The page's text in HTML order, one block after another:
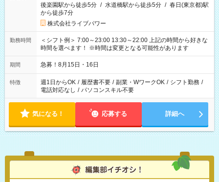
後楽園駅から徒歩5分 / 水道橋駅から徒歩5分 / 春日(東京都)駅
から徒歩7分
株式会社ライブパワー
勤務時間
＜シフト例＞ 7:00～23:00 13:30～22:00 上記の時間から好きな
時間を選べます！ ※時間は変更となる可能性があります
期間 急募！8月15日・16日
特徴 週1日からOK / 履歴書不要 / 副業・WワークOK / シフト勤務 /
電話対応なし / パソコンスキル不要
気になる！ 応募する 詳細へ